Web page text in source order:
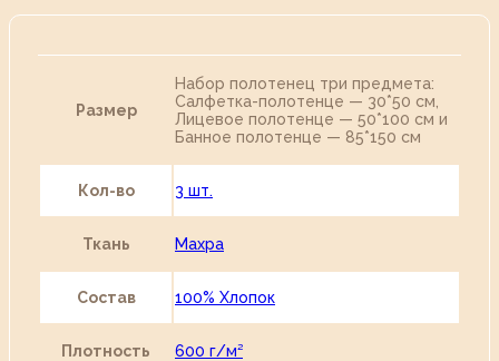
Размер
Набор полотенец три предмета:
Салфетка-полотенце — 30*50 см,
Лицевое полотенце — 50*100 см и
Банное полотенце — 85*150 см
Кол-во 3 шт.
Ткань Махра
Состав 100% Хлопок
Плотность 600 г/м²